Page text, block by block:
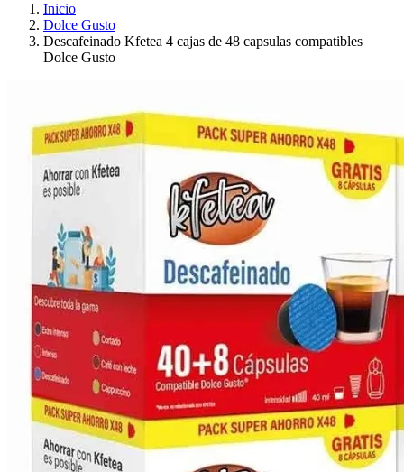
Inicio
Dolce Gusto
Descafeinado Kfetea 4 cajas de 48 capsulas compatibles
Dolce Gusto